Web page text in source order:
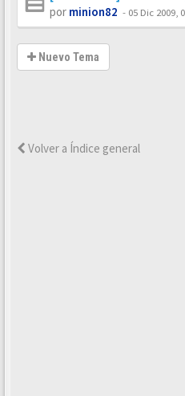
por minion82 - 05 Dic 2009,
Nuevo Tema
Volver a Índice general